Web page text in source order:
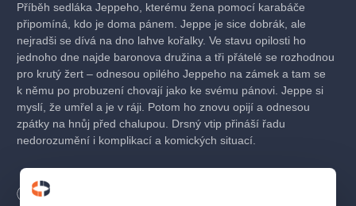
Příběh sedláka Jeppeho, kterému žena pomocí karabáče
připomíná, kdo je doma pánem. Jeppe je sice dobrák, ale
nejradši se dívá na dno lahve kořalky. Ve stavu opilosti ho
jednoho dne najde baronova družina a tři přátelé se rozhodnou
pro krutý žert – odnesou opilého Jeppeho na zámek a tam se
k němu po probuzení chovají jako ke svému pánovi. Jeppe si
myslí, že umřel a je v ráji. Potom ho znovu opijí a odnesou
zpátky na hnůj před chalupou. Drsný vtip přináší řadu
nedorozumění i komplikací a komických situací.
Premiéra v Divadle Na Jezerce:
Délka